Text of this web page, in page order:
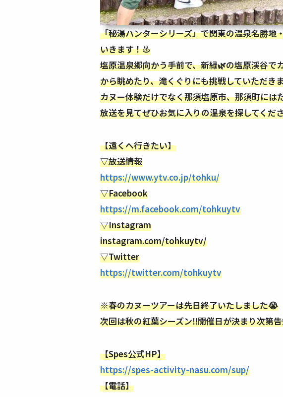
「秘湯ハンターシリーズ」で関東の温泉名勝地
いきます！♨️
塩原温泉郷向かう手前で、新緑🌿の塩原渓谷で
から眺めたり、滝くぐりにも挑戦していただき
カヌー体験だけでなく那須塩原市、那須町に
放送を見てぜひお気に入りの温泉を探してくだ
【遠くへ行きたい】
▽放送情報
https://www.ytv.co.jp/tohku/
▽Facebook
https://m.facebook.com/tohkuytv
▽Instagram
instagram.com/tohkuytv/
▽Twitter
https://twitter.com/tohkuytv
※春のカヌーツアーは先日終了いたしました😭
次回は秋の紅葉シーズン‼️開催日が決まり次第
【Spes公式HP】
https://spes-activity-nasu.com/sup/
【電話】